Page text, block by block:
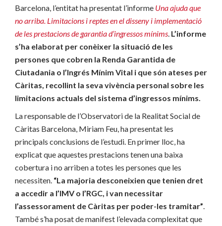
Barcelona, l’entitat ha presentat l’informe Una ajuda que
no arriba. Limitacions i reptes en el disseny i implementació
de les prestacions de garantia d’ingressos mínims L’informe
s’ha elaborat per conèixer la situació de les
persones que cobren la Renda Garantida de
Ciutadania o l’Ingrés Mínim Vital i que són ateses per
Càritas, recollint la seva vivència personal sobre les
limitacions actuals del sistema d’ingressos mínims.
La responsable de l’Observatori de la Realitat Social de
Càritas Barcelona, Miriam Feu, ha presentat les
principals conclusions de l’estudi. En primer lloc, ha
explicat que aquestes prestacions tenen una baixa
cobertura i no arriben a totes les persones que les
necessiten. “La majoria desconeixien que tenien dret
a accedir a l’IMV o l’RGC, i van necessitar
l’assessorament de Càritas per poder-les tramitar”
També s’ha posat de manifest l’elevada complexitat que